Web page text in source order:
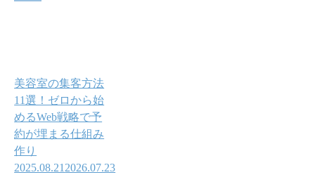
美容室の集客方法
11選！ゼロから始
めるWeb戦略で予
約が埋まる仕組み
作り
2025.08.21 2026.07.23